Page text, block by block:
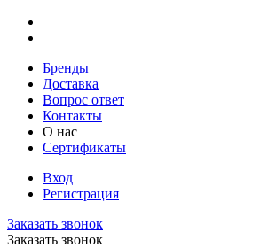
Бренды
Доставка
Вопрос ответ
Контакты
О нас
Сертификаты
Вход
Регистрация
Заказать звонок
Заказать звонок